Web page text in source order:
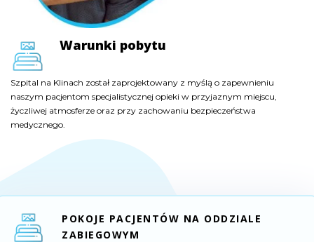
Warunki pobytu
Szpital na Klinach został zaprojektowany z myślą o zapewnieniu
naszym pacjentom specjalistycznej opieki w przyjaznym miejscu,
życzliwej atmosferze oraz przy zachowaniu bezpieczeństwa
medycznego.
Warunki pobytu
Szpital na Klinach został zaprojektowany z myślą o zapewnieniu
naszym pacjentom specjalistycznej opieki w przyjaznym miejscu,
życzliwej atmosferze oraz przy zachowaniu bezpieczeństwa
medycznego.
Warunki pobytu
Szpital na Klinach został zaprojektowany z myślą o zapewnieniu
naszym pacjentom specjalistycznej opieki w przyjaznym miejscu,
życzliwej atmosferze oraz przy zachowaniu bezpieczeństwa
medycznego.
POKOJE PACJENTÓW NA ODDZIALE
ZABIEGOWYM